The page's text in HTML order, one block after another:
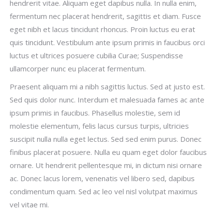
hendrerit vitae. Aliquam eget dapibus nulla. In nulla enim,
fermentum nec placerat hendrerit, sagittis et diam. Fusce
eget nibh et lacus tincidunt rhoncus. Proin luctus eu erat
quis tincidunt. Vestibulum ante ipsum primis in faucibus orci
luctus et ultrices posuere cubilia Curae; Suspendisse
ullamcorper nunc eu placerat fermentum.
Praesent aliquam mi a nibh sagittis luctus. Sed at justo est.
Sed quis dolor nunc. Interdum et malesuada fames ac ante
ipsum primis in faucibus. Phasellus molestie, sem id
molestie elementum, felis lacus cursus turpis, ultricies
suscipit nulla nulla eget lectus. Sed sed enim purus. Donec
finibus placerat posuere. Nulla eu quam eget dolor faucibus
ornare. Ut hendrerit pellentesque mi, in dictum nisi ornare
ac. Donec lacus lorem, venenatis vel libero sed, dapibus
condimentum quam. Sed ac leo vel nisl volutpat maximus
vel vitae mi.